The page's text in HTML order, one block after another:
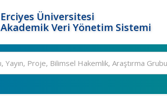
Erciyes Üniversitesi
Akademik Veri Yönetim Sistemi